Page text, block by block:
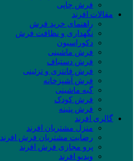
فرش چاپی
مقالات افرند
راهنمای خرید فرش
نگهداری و نظافت فرش
دکوراسیون
فرش ماشینی
فرش دستباف
فرش فانتزی و تزئینی
فرش آشپزخانه
گبه ماشینی
فرش کودک
فرش پتینه
گالری افرند
منزل مشتریان افرند
رضایت مشتریان فرش افرند
پرو مجازی فرش افرند
ویدیو افرند